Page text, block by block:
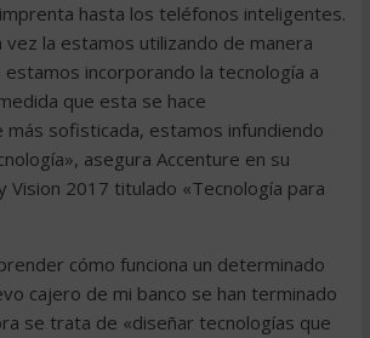
hasta los teléfonos inteligentes.
vez la estamos utilizando de manera
incorporando la tecnología a
que esta se hace
más sofisticada, estamos infundiendo
asegura Accenture en su
Vision 2017 titulado «Tecnología para
cómo funciona un determinado
cajero de mi banco se han terminado
se trata de «diseñar tecnologías que